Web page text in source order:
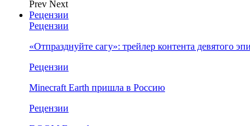
Prev Next
Рецензии
Рецензии
«Отпразднуйте сагу»: трейлер контента девятого
Рецензии
Minecraft Earth пришла в Россию
Рецензии